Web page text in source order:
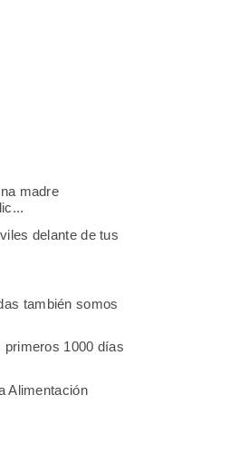
madre
delante de tus
también somos
primeros 1000 días
Alimentación